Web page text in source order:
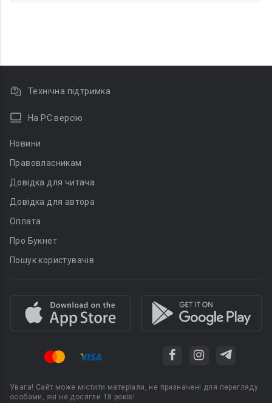
Технічна підтримка
На PC версію
Новини
Правовласникам
Довідка для читача
Довідка для автора
Оплата
Про Букнет
Пошук користувачів
Увага! Сайт може містити матеріали, не призначені для перегляду
особами, які не досягли 18 років!